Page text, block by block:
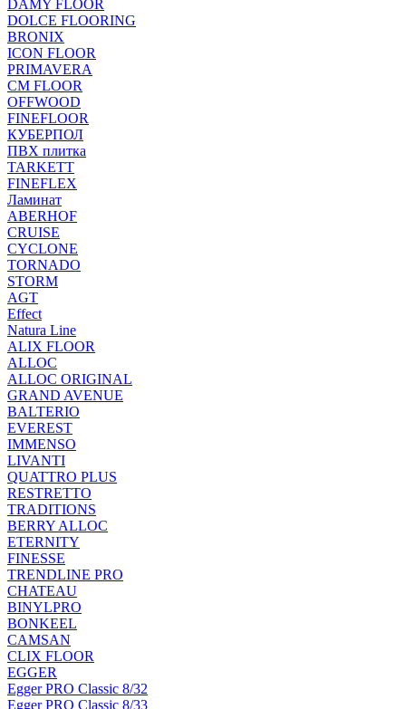
DAMY FLOOR
DOLCE FLOORING
BRONIX
ICON FLOOR
PRIMAVERA
CM FLOOR
OFFWOOD
FINEFLOOR
КУБЕРПОЛ
ПВХ плитка
TARKETT
FINEFLEX
Ламинат
ABERHOF
CRUISE
CYCLONE
TORNADO
STORM
AGT
Effect
Natura Line
ALIX FLOOR
ALLOC
ALLOC ORIGINAL
GRAND AVENUE
BALTERIO
EVEREST
IMMENSO
LIVANTI
QUATTRO PLUS
RESTRETTO
TRADITIONS
BERRY ALLOC
ETERNITY
FINESSE
TRENDLINE PRO
CHATEAU
BINYLPRO
BONKEEL
CAMSAN
CLIX FLOOR
EGGER
Egger PRO Classic 8/32
Egger PRO Classic 8/33